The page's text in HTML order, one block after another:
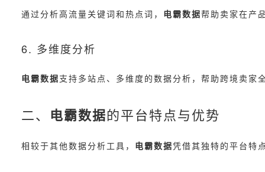
通过分析高流量关键词和热点词， 电霸数据帮助卖家在产
6. 多维度分析
电霸数据支持多站点、多维度的数据分析，帮助跨境卖家
二、 电霸数据的平台特点与优势
相较于其他数据分析工具， 电霸数据凭借其独特的平台特